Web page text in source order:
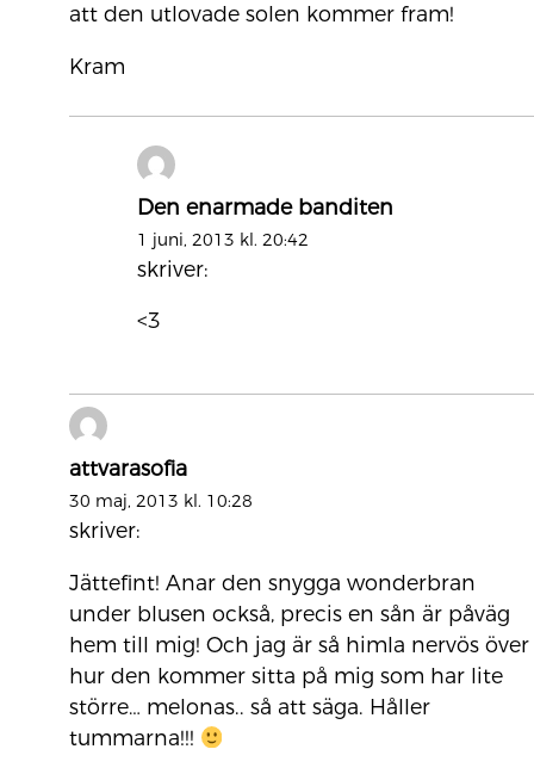
att den utlovade solen kommer fram!
Kram
Den enarmade banditen
1 juni, 2013 kl. 20:42
skriver:
<3
attvarasofia
30 maj, 2013 kl. 10:28
skriver:
Jättefint! Anar den snygga wonderbran
under blusen också, precis en sån är påväg
hem till mig! Och jag är så himla nervös över
hur den kommer sitta på mig som har lite
större… melonas.. så att säga. Håller
tummarna!!!